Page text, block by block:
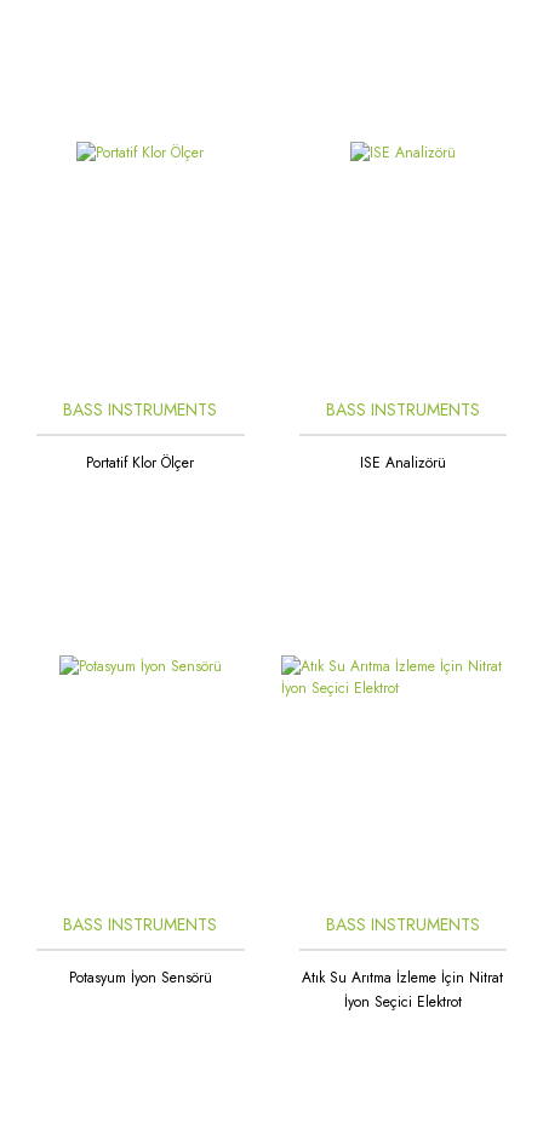
BASS INSTRUMENTS
Portatif Klor Ölçer
BASS INSTRUMENTS
ISE Analizörü
BASS INSTRUMENTS
Potasyum İyon Sensörü
BASS INSTRUMENTS
Atık Su Arıtma İzleme İçin Nitrat
İyon Seçici Elektrot